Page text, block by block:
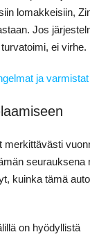
lomakkeisiin,
Jos
ei virhe.
ja
kuinka tämä
on hyödyllistä